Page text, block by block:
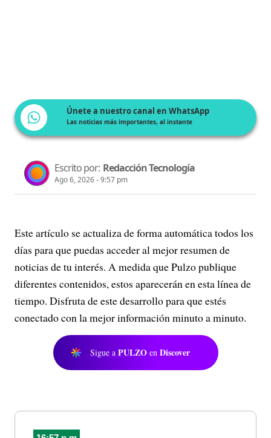
Únete a nuestro canal en WhatsApp
Las noticias más importantes, al instante
Escrito por: Redacción Tecnología
Ago 6, 2026 - 9:57 pm
Este artículo se actualiza de forma automática todos los
días para que puedas acceder al mejor resumen de
noticias de tu interés. A medida que Pulzo publique
diferentes contenidos, estos aparecerán en esta línea de
tiempo. Disfruta de este desarrollo para que estés
conectado con la mejor información minuto a minuto.
Sigue a PULZO en Discover